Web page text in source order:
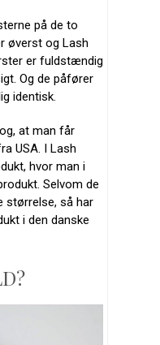
på de to
øverst og Lash
er fuldstændig
Og de påfører
identisk.
at man får
USA. I Lash
hvor man i
Selvom de
størrelse, så har
i den danske